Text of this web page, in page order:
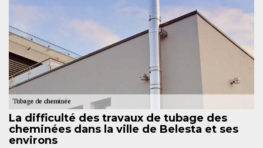
La difficulté des travaux de tubage des
cheminées dans la ville de Belesta et ses
environs